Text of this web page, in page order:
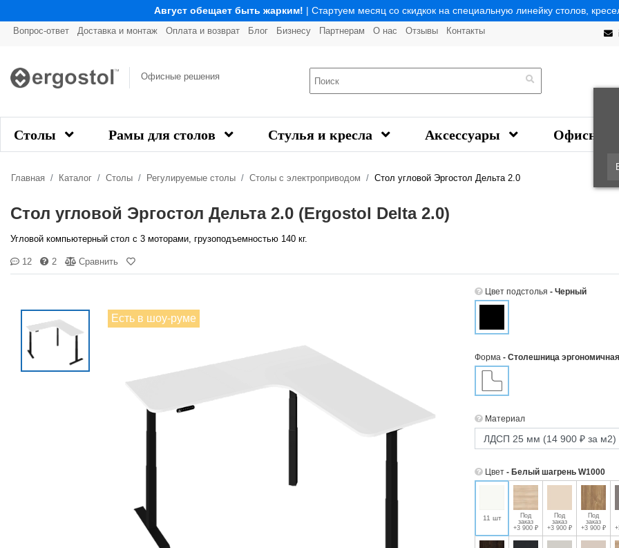
Август обещает быть жарким! | Стартуем месяц со скидкок на специальную линейку столов,
Вопрос-ответ Доставка и монтаж Оплата и возврат Блог Бизнесу Партнерам О нас Отзывы Контакты
Офисные решения
Столы Рамы для столов Стулья и кресла Аксессуары Офисная
Главная Каталог Столы Регулируемые столы Столы с электроприводом Стол угловой Эргостол Дельта 2.0
Стол угловой Эргостол Дельта 2.0 (Ergostol Delta 2.0)
Угловой компьютерный стол с 3 моторами, грузоподъемностью 140 кг.
12 2 Сравнить
Есть в шоу-руме
Цвет подстолья - Черный
Форма - Столешница эргономичная
Материал
Цвет - Белый шагрень W1000
11 шт
Под
заказ
+3 900 ₽
Под
заказ
+3 900 ₽
Под
заказ
+3 900 ₽